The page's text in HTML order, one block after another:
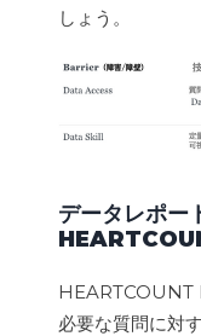
しょう。
データレポー
HEARTCOUNT
必要な質問に対